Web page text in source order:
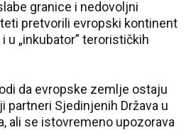
granice i nedovoljni
pretvorili evropski kontinent
u „inkubator” terorističkih
da evropske zemlje ostaju
partneri Sjedinjenih Država u
ali se istovremeno upozorava